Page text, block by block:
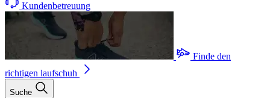
Kundenbetreuung
Finde den
richtigen laufschuh
Suche